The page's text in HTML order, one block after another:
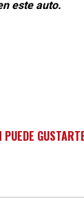
este auto.